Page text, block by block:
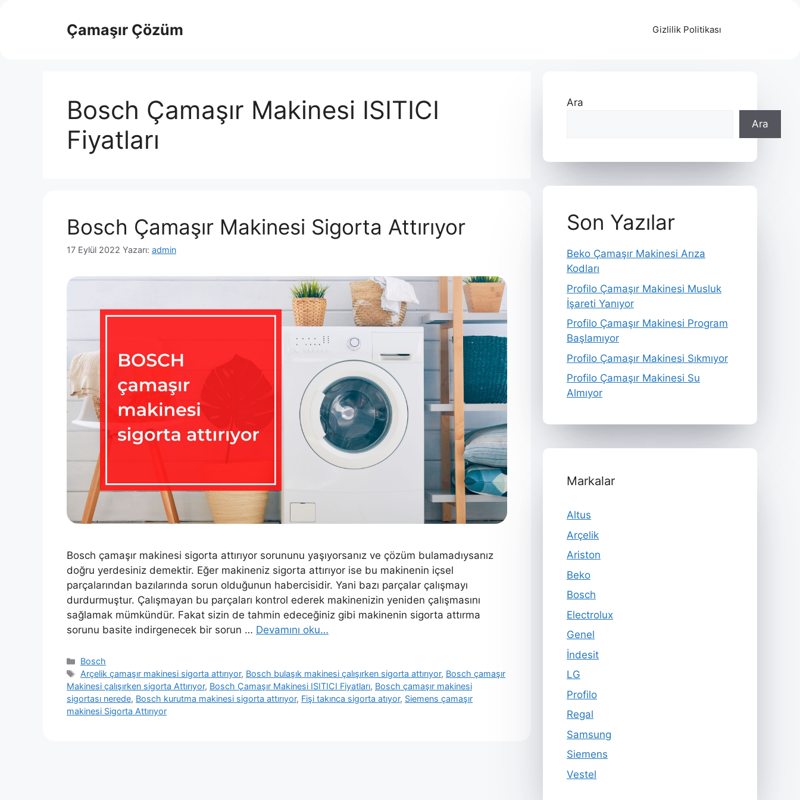
Çamaşır Çözüm Gizlilik Politikası
Bosch Çamaşır Makinesi ISITICI
Fiyatları
Bosch Çamaşır Makinesi Sigorta Attırıyor
17 Eylül 2022 Yazarı: admin
Bosch çamaşır makinesi sigorta attırıyor sorununu yaşıyorsanız ve çözüm bulamadıysanız
doğru yerdesiniz demektir. Eğer makineniz sigorta attırıyor ise bu makinenin içsel
parçalarından bazılarında sorun olduğunun habercisidir. Yani bazı parçalar çalışmayı
durdurmuştur. Çalışmayan bu parçaları kontrol ederek makinenizin yeniden çalışmasını
sağlamak mümkündür. Fakat sizin de tahmin edeceğiniz gibi makinenin sigorta attırma
sorunu basite indirgenecek bir sorun … Devamını oku…
Kategoriler
Bosch
Etiketler
Arçelik çamaşır makinesi sigorta attırıyor, Bosch bulaşık makinesi çalışırken sigorta attırıyor, Bosch çamaşır
Makinesi çalışırken sigorta Attırıyor, Bosch Çamaşır Makinesi ISITICI Fiyatları, Bosch çamaşır makinesi
sigortası nerede, Bosch kurutma makinesi sigorta attırıyor, Fişi takınca sigorta atıyor, Siemens çamaşır
makinesi Sigorta Attırıyor
Ara
Ara
Son Yazılar
Beko Çamaşır Makinesi Arıza
Kodları
Profilo Çamaşır Makinesi Musluk
İşareti Yanıyor
Profilo Çamaşır Makinesi Program
Başlamıyor
Profilo Çamaşır Makinesi Sıkmıyor
Profilo Çamaşır Makinesi Su
Almıyor
Markalar
Altus
Arçelik
Ariston
Beko
Bosch
Electrolux
Genel
İndesit
LG
Profilo
Regal
Samsung
Siemens
Vestel